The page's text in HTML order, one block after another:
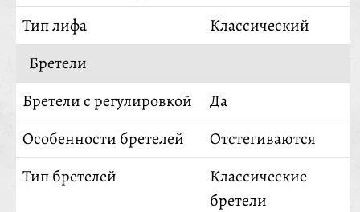
Тип лифа
Классический
Бретели
Бретели с регулировкой
Да
Особенности бретелей
Отстегиваются
Тип бретелей
Классические
бретели